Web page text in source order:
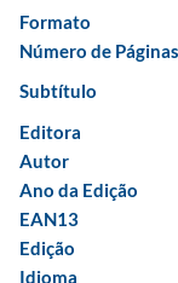
Formato
Número de Páginas
Subtítulo
Editora
Autor
Ano da Edição
EAN13
Edição
Idioma